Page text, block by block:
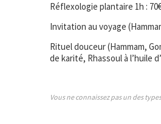
Réflexologie plantaire 1h :
Invitation au voyage
Rituel douceur (Hammam,
de karité, Rhassoul à l’huile
Vous ne connaissez pas un des